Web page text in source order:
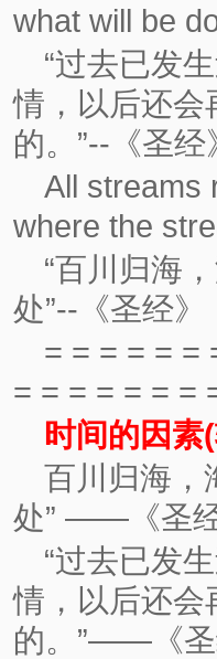
what will be
“过去已发
情，以后还会
的。”--《圣经
All streams
where the
“百川归海
处”--《圣经》
= = = = = =
= = = = = = =
时间的因素
百川归海，
处” ——《圣经
“过去已发
情，以后还会
的。”——《圣